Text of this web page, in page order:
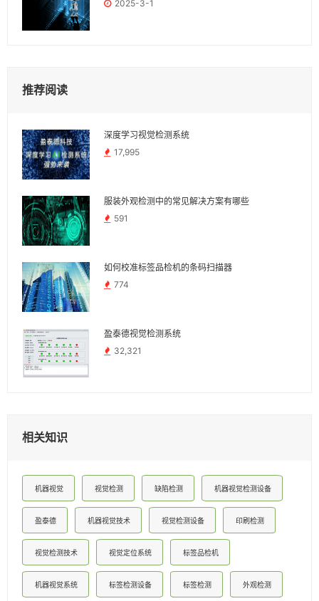
2025-3-1
推荐阅读
深度学习视觉检测系统
17,995
服装外观检测中的常见解决方案有哪些
591
如何校准标签品检机的条码扫描器
774
盈泰德视觉检测系统
32,321
相关知识
机器视觉 视觉检测 缺陷检测 机器视觉检测设备
盈泰德 机器视觉技术 视觉检测设备 印刷检测
视觉检测技术 视觉定位系统 标签品检机
机器视觉系统 标签检测设备 标签检测 外观检测